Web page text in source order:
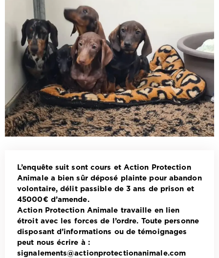
L’enquête suit sont cours et Action Protection
Animale a bien sûr déposé plainte pour abandon
volontaire, délit passible de 3 ans de prison et
45000€ d’amende.
Action Protection Animale travaille en lien
étroit avec les forces de l’ordre. Toute personne
disposant d’informations ou de témoignages
peut nous écrire à :
signalements@actionprotectionanimale.com